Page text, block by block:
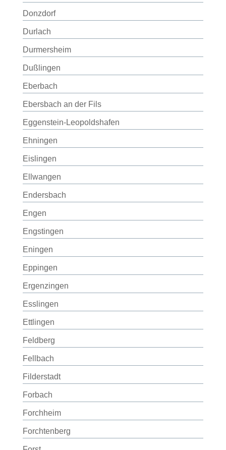
Donzdorf
Durlach
Durmersheim
Dußlingen
Eberbach
Ebersbach an der Fils
Eggenstein-Leopoldshafen
Ehningen
Eislingen
Ellwangen
Endersbach
Engen
Engstingen
Eningen
Eppingen
Ergenzingen
Esslingen
Ettlingen
Feldberg
Fellbach
Filderstadt
Forbach
Forchheim
Forchtenberg